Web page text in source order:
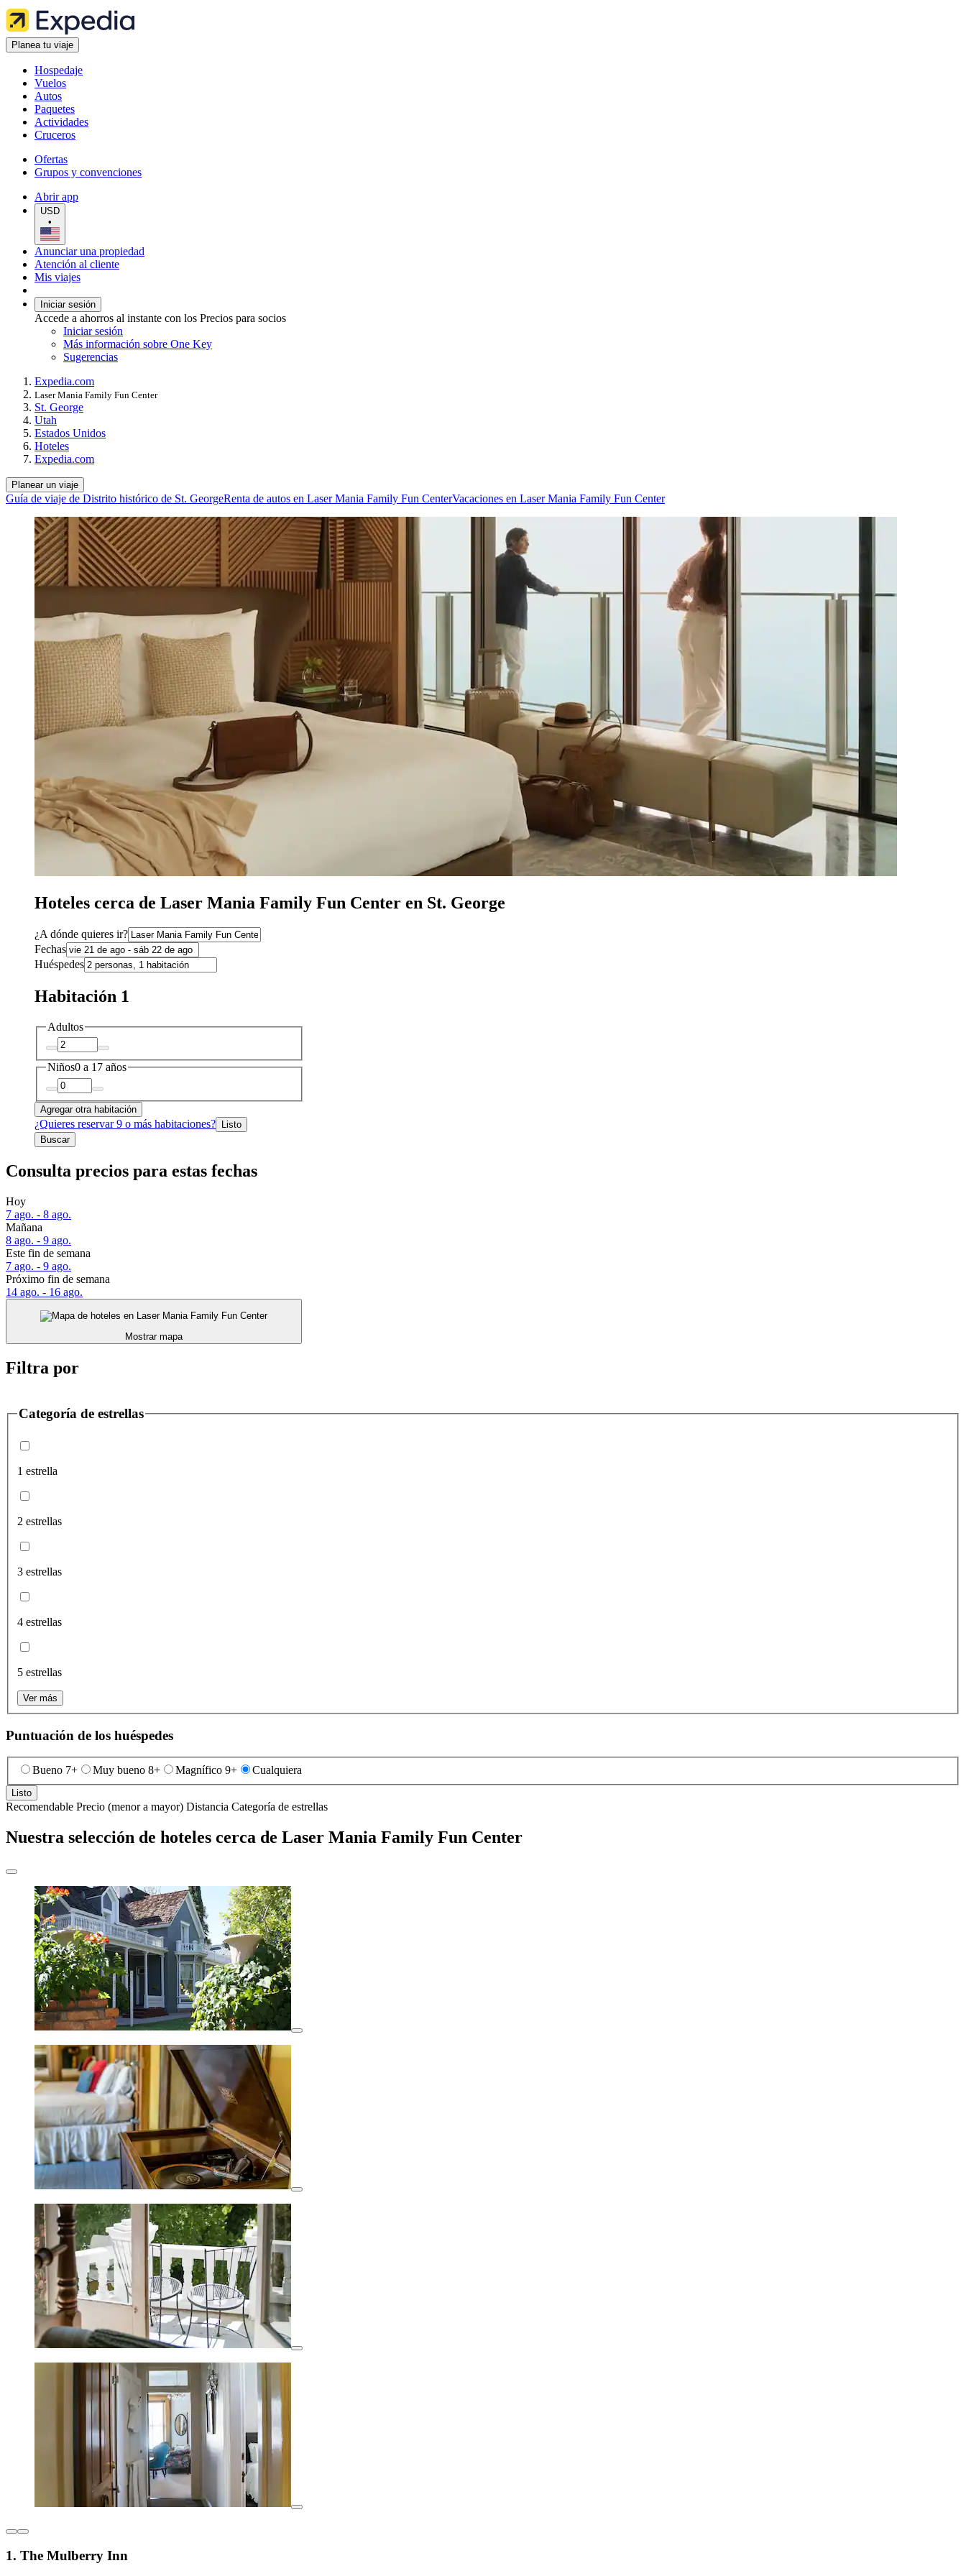
Planea tu viaje
Hospedaje
Vuelos
Autos
Paquetes
Actividades
Cruceros
Ofertas
Grupos y convenciones
Abrir app
USD
•
Anunciar una propiedad
Atención al cliente
Mis viajes
Iniciar sesión
Accede a ahorros al instante con los Precios para socios
Iniciar sesión
Más información sobre One Key
Sugerencias
Expedia.com
Laser Mania Family Fun Center
St. George
Utah
Estados Unidos
Hoteles
Expedia.com
Planear un viaje
Guía de viaje de Distrito histórico de St. GeorgeRenta de autos en Laser Mania Family Fun CenterVacaciones en Laser Mania Family Fun Center
Hoteles cerca de Laser Mania Family Fun Center en St. George
¿A dónde quieres ir?
Fechas
Huéspedes
Habitación 1
Adultos
Niños0 a 17 años
Agregar otra habitación
¿Quieres reservar 9 o más habitaciones? Listo
Buscar
Consulta precios para estas fechas
Hoy
7 ago. - 8 ago.
Mañana
8 ago. - 9 ago.
Este fin de semana
7 ago. - 9 ago.
Próximo fin de semana
14 ago. - 16 ago.
Mostrar mapa
Filtra por
Categoría de estrellas
1 estrella
2 estrellas
3 estrellas
4 estrellas
5 estrellas
Ver más
Puntuación de los huéspedes
Bueno 7+ Muy bueno 8+ Magnífico 9+ Cualquiera
Listo
Recomendable Precio (menor a mayor) Distancia Categoría de estrellas
Nuestra selección de hoteles cerca de Laser Mania Family Fun Center
1. The Mulberry Inn